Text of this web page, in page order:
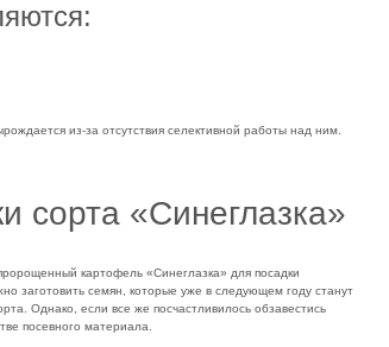
из-за отсутствия селективной работы над ним.
сорта «Синеглазка»
картофель «Синеглазка» для посадки
заготовить семян, которые уже в следующем году станут
Однако, если все же посчастливилось обзавестись
посевного материала.